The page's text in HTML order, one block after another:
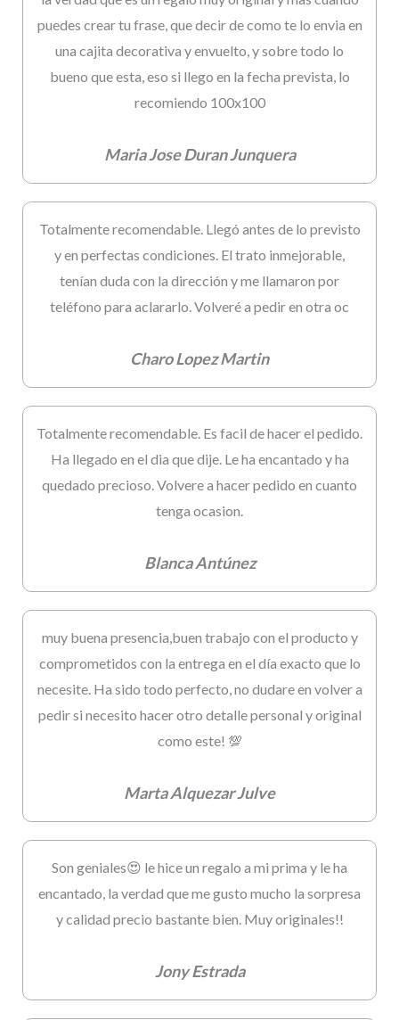
puedes crear tu frase, que decir de como te lo envia en
una cajita decorativa y envuelto, y sobre todo lo
bueno que esta, eso si llego en la fecha prevista, lo
recomiendo 100x100
Maria Jose Duran Junquera
Totalmente recomendable. Llegó antes de lo previsto
y en perfectas condiciones. El trato inmejorable,
tenían duda con la dirección y me llamaron por
teléfono para aclararlo. Volveré a pedir en otra oc
Charo Lopez Martin
Totalmente recomendable. Es facil de hacer el pedido.
Ha llegado en el dia que dije. Le ha encantado y ha
quedado precioso. Volvere a hacer pedido en cuanto
tenga ocasion.
Blanca Antúnez
muy buena presencia,buen trabajo con el producto y
comprometidos con la entrega en el día exacto que lo
necesite. Ha sido todo perfecto, no dudare en volver a
pedir si necesito hacer otro detalle personal y original
como este! 💯
Marta Alquezar Julve
Son geniales😍 le hice un regalo a mi prima y le ha
encantado, la verdad que me gusto mucho la sorpresa
y calidad precio bastante bien. Muy originales!!
Jony Estrada